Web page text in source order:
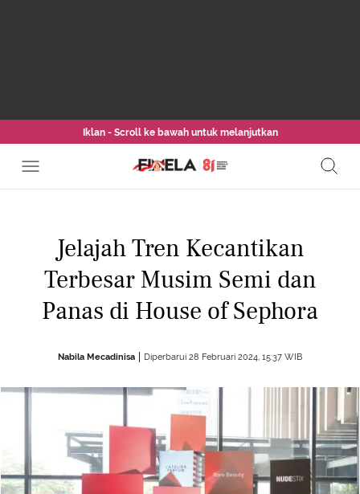
Iklan - Scroll ke bawah untuk melanjutkan
Jelajah Tren Kecantikan
Terbesar Musim Semi dan
Panas di House of Sephora
Nabila Mecadinisa Diperbarui 28 Februari 2024, 15:37 WIB